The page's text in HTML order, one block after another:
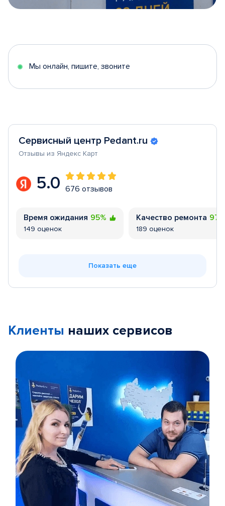
5
Мы онлайн, пишите, звоните
Сервисный центр Pedant.ru
Отзывы из Яндекс Карт
5.0 676 отзывов
Время ожидания 95%
149 оценок
Качество ремонта
189 оценок
Показать еще
Клиенты наших сервисов